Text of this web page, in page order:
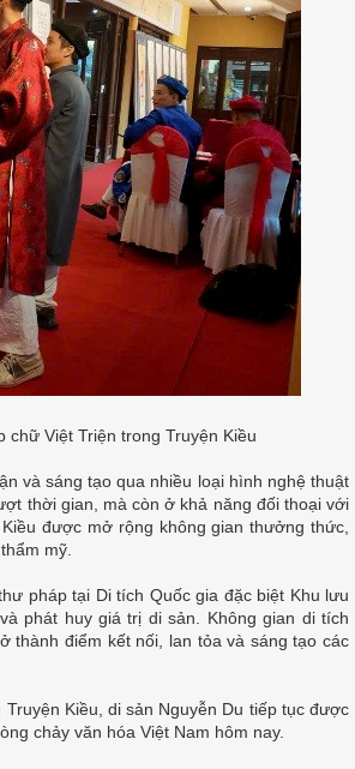
Việt Triện trong Truyện Kiều
và sáng tạo qua nhiều loại hình nghệ thuật
thời gian, mà còn ở khả năng đối thoại với
được mở rộng không gian thưởng thức,
mỹ.
pháp tại Di tích Quốc gia đặc biệt Khu lưu
phát huy giá trị di sản. Không gian di tích
thành điểm kết nối, lan tỏa và sáng tạo các
Kiều, di sản Nguyễn Du tiếp tục được
chảy văn hóa Việt Nam hôm nay.